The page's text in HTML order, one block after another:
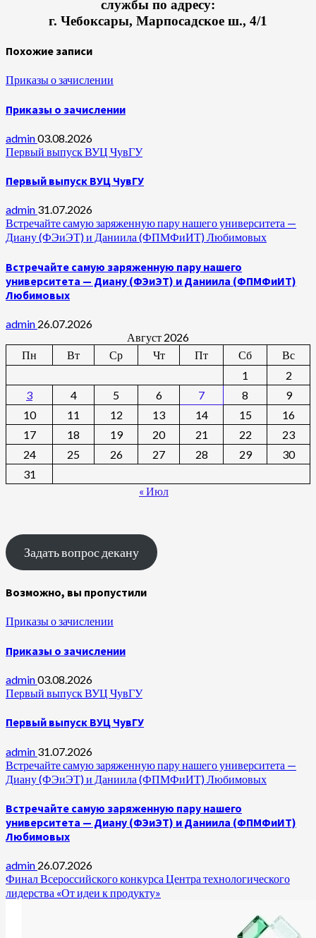
службы по адресу:
г. Чебоксары, Марпосадское ш., 4/1
Похожие записи
Приказы о зачислении
Приказы о зачислении
admin03.08.2026
Первый выпуск ВУЦ ЧувГУ
Первый выпуск ВУЦ ЧувГУ
admin 31.07.2026
Встречайте самую заряженную пару нашего университета —
Диану (ФЭиЭТ) и Даниила (ФПМФиИТ) Любимовых
Встречайте самую заряженную пару нашего
университета — Диану (ФЭиЭТ) и Даниила (ФПМФиИТ)
Любимовых
admin 26.07.2026
Август 2026
Пн
Вт Ср Чт Пт Сб
Вс
1
2
3
4 5 6 7 8
9
10
11 12 13 14 15
16
17
18 19 20 21 22
23
24
25 26 27 28 29
30
31
« Июл
Задать вопрос декану
Возможно, вы пропустили
Приказы о зачислении
Приказы о зачислении
admin03.08.2026
Первый выпуск ВУЦ ЧувГУ
Первый выпуск ВУЦ ЧувГУ
admin 31.07.2026
Встречайте самую заряженную пару нашего университета —
Диану (ФЭиЭТ) и Даниила (ФПМФиИТ) Любимовых
Встречайте самую заряженную пару нашего
университета — Диану (ФЭиЭТ) и Даниила (ФПМФиИТ)
Любимовых
admin 26.07.2026
Финал Всероссийского конкурса Центра технологического
лидерства «От идеи к продукту»